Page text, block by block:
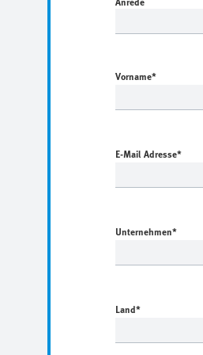
Vorname*
E-Mail Adresse*
Unternehmen*
Land*